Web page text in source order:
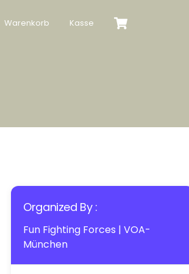
Warenkorb Kasse
Organized By :
Fun Fighting Forces | VOA-
München